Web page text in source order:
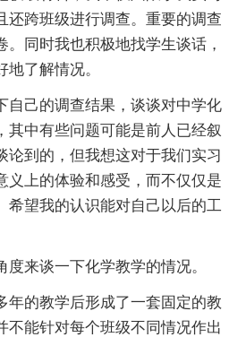
还跨班级进行调查。重要的调查
。同时我也积极地找学生谈话，
了解情况。
己的调查结果，谈谈对中学化
其中有些问题可能是前人已经叙
论到的，但我想这对于我们实习
义上的体验和感受，而不仅仅是
希望我的认识能对自己以后的工
来谈一下化学教学的情况。
的教学后形成了一套固定的教
不能针对每个班级不同情况作出